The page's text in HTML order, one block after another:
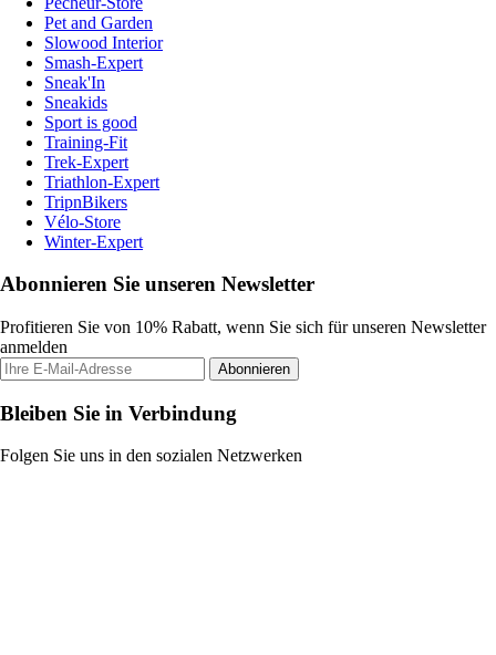
Pet and Garden
Slowood Interior
Smash-Expert
Sneak'In
Sneakids
Sport is good
Training-Fit
Trek-Expert
Triathlon-Expert
TripnBikers
Vélo-Store
Winter-Expert
Abonnieren Sie unseren Newsletter
Profitieren Sie von 10% Rabatt, wenn Sie sich für unseren Newsletter
anmelden
Abonnieren
Bleiben Sie in Verbindung
Folgen Sie uns in den sozialen Netzwerken